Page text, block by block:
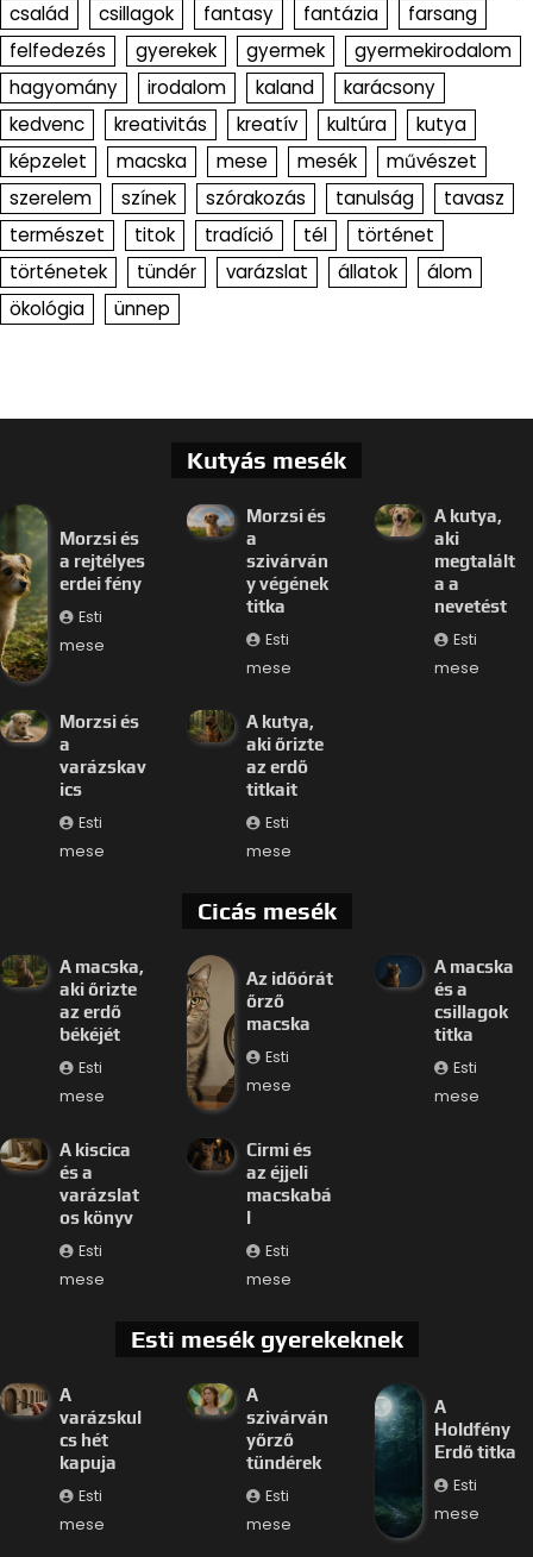
család
csillagok fantasy fantázia
farsang
felfedezés
gyerekek gyermek
gyermekirodalom
hagyomány
irodalom kaland
karácsony
kedvenc
kreativitás kreatív kultúra
kutya
képzelet
macska mese mesék
művészet
szerelem
színek szórakozás tanulság
tavasz
természet
titok tradíció tél
történet
történetek
tündér varázslat állatok
álom
ökológia
ünnep
Kutyás mesék
Morzsi és
a rejtélyes
erdei fény
Esti
mese
Morzsi és
a
szivárván
y végének
titka
Esti
mese
A kutya,
aki
megtalált
a a
nevetést
Esti
mese
Morzsi és
a
varázskav
ics
Esti
mese
A kutya,
aki őrizte
az erdő
titkait
Esti
mese
Cicás mesék
A macska,
aki őrizte
az erdő
békéjét
Esti
mese
Az időórát
őrző
macska
Esti
mese
A macska
és a
csillagok
titka
Esti
mese
A kiscica
és a
varázslat
os könyv
Esti
mese
Cirmi és
az éjjeli
macskabá
l
Esti
mese
Esti mesék gyerekeknek
A
varázskul
cs hét
kapuja
Esti
mese
A
szivárván
yőrző
tündérek
Esti
mese
A
Holdfény
Erdő titka
Esti
mese